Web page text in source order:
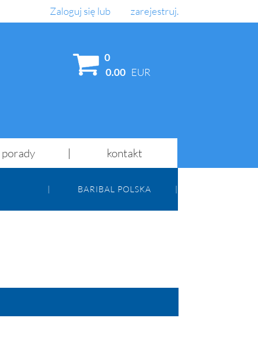
Zaloguj się lub zarejestruj.
0
0.00 EUR
porady kontakt
BARIBAL POLSKA